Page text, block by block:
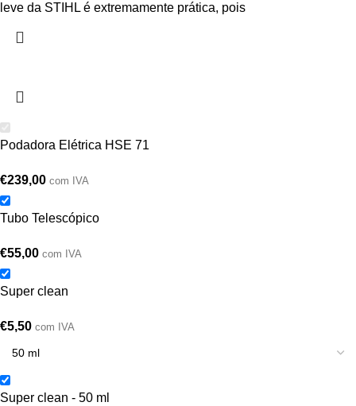
leve da STIHL é extremamente prática, pois
Podadora Elétrica HSE 71
€239,00 com IVA
Tubo Telescópico
€55,00 com IVA
Super clean
€5,50 com IVA
Super clean - 50 ml